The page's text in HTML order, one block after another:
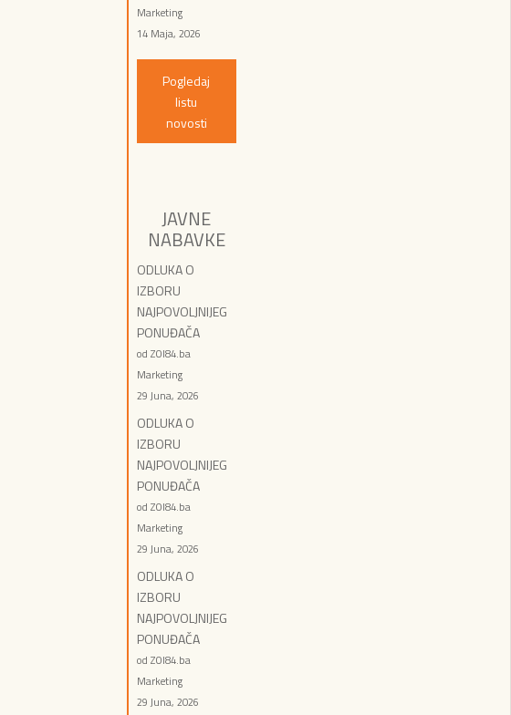
Marketing
14 Maja, 2026
Pogledaj
listu
novosti
JAVNE
NABAVKE
ODLUKA O
IZBORU
NAJPOVOLJNIJEG
PONUĐAČA
od ZOI84.ba
Marketing
29 Juna, 2026
ODLUKA O
IZBORU
NAJPOVOLJNIJEG
PONUĐAČA
od ZOI84.ba
Marketing
29 Juna, 2026
ODLUKA O
IZBORU
NAJPOVOLJNIJEG
PONUĐAČA
od ZOI84.ba
Marketing
29 Juna, 2026